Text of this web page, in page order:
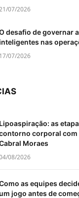
07/2026
desafio de governar
inteligentes nas
17/07/2026
Lipoaspiração: as
corporal com
Moraes
08/2026
as equipes
um jogo antes de